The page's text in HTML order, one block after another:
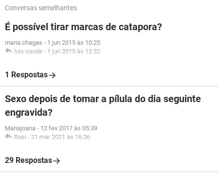
Conversas semelhantes
É possível tirar marcas de catapora?
maria.chagas - 1 jun 2015 às 10:25
luis.saude - 1 jun 2015 às 12:32
1 Respostas
Sexo depois de tomar a pílula do dia seguinte
engravida?
Mariajoana - 12 fev 2017 às 05:39
Rosi - 21 mar 2021 às 16:26
29 Respostas